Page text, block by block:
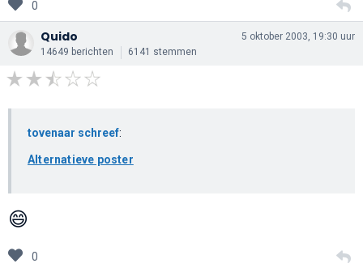
0
Quido
14649 berichten 6141 stemmen
5 oktober 2003, 19:30 uur
tovenaar schreef:
Alternatieve poster
😄
0